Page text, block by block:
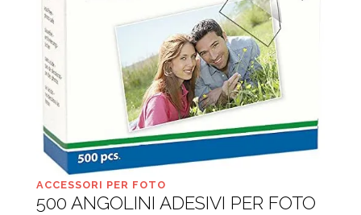
ACCESSORI PER FOTO
500 ANGOLINI ADESIVI PER FOTO